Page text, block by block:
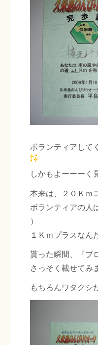
ボランティアして
しかもよーーーく
本来は、２０Ｋｍ
ボランティアの人
）
１Ｋｍプラスなん
貰った瞬間、『ブ
さっそく載せてみ
もちろんワタクシ